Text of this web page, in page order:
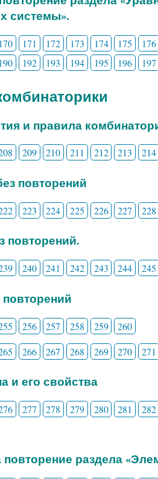
системы».
170 171 172 173 174 175 176
190 192 193 194 195 196 197
и правила
209 210 211 212 213 214
повторений
223 224 225 226 227 228
повторений.
240 241 242 243 244 245
повторений
256 257 258 259
260
266 267 268 269 270 271
и его свойства
277 278 279 280 281 282
повторение раздела